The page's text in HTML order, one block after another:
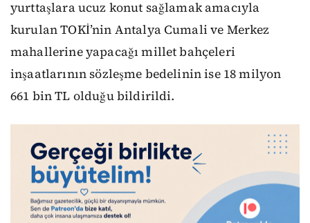
yurttaşlara ucuz konut sağlamak amacıyla
kurulan TOKİ’nin Antalya Cumali ve Merkez
mahallerine yapacağı millet bahçeleri
inşaatlarının sözleşme bedelinin ise 18 milyon
661 bin TL olduğu bildirildi.